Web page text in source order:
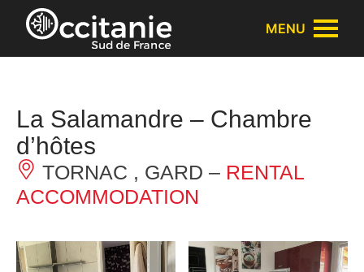
Cookies management panel
MENU
La Salamandre – Chambre
d’hôtes
TORNAC , GARD – RENTAL
ACCOMMODATION